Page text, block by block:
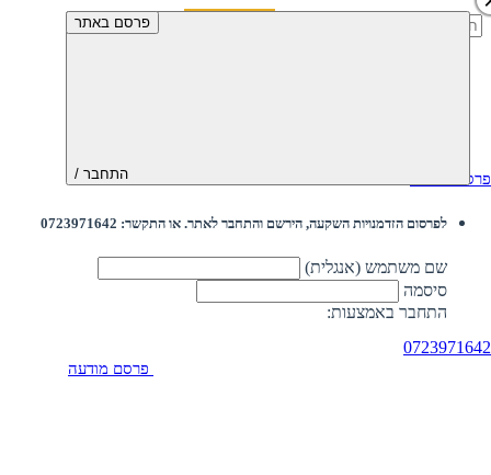
חיפוש:
0723971642
פרסם מודעה התחבר /
לפרסום הזדמנויות השקעה, הירשם והתחבר לאתר. או התקשר: 0723971642
שם משתמש (אנגלית)
סיסמה
התחבר באמצעות:
פרסם באתר
פרסם מודעה